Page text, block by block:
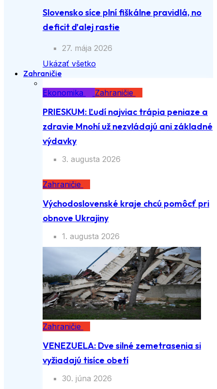
Slovensko síce plní fiškálne pravidlá, no
deficit ďalej rastie
27. mája 2026
Ukázať všetko
Zahraničie
Ekonomika
Zahraničie
PRIESKUM: Ľudí najviac trápia peniaze a
zdravie Mnohí už nezvládajú ani základné
výdavky
3. augusta 2026
Zahraničie
Východoslovenské kraje chcú pomôcť pri
obnove Ukrajiny
1. augusta 2026
Zahraničie
VENEZUELA: Dve silné zemetrasenia si
vyžiadajú tisíce obetí
30. júna 2026